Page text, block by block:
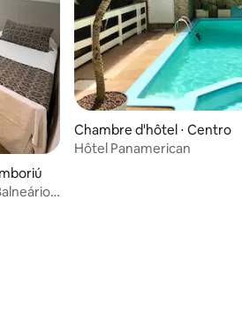
Chambre d'hôtel ⋅ Centro
Hôtel Panamerican